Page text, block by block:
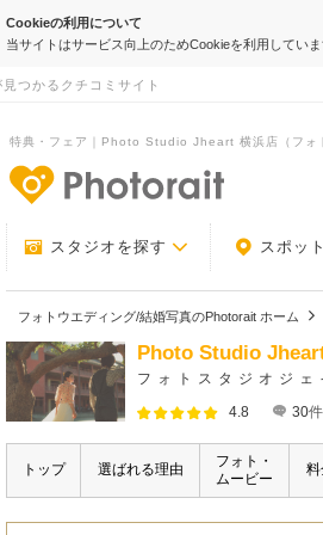
Cookieの利用について
当サイトはサービス向上のためCookieを利用してい
つかるクチコミサイト
特典・フェア｜Photo Studio Jheart 横浜店（フォ
スタジオを探す スポッ
フォトウエディング/結婚写真のPhotorait ホーム
Photo Studio
フォトスタジオジ
4.8
30件
トップ 選ばれる理由
フォト・
ムービー
料